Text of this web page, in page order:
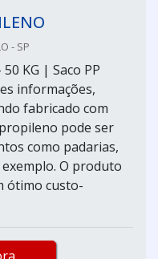
- SP
KG | Saco PP
informações,
fabricado com
pode ser
como padarias,
O produto
ótimo custo-